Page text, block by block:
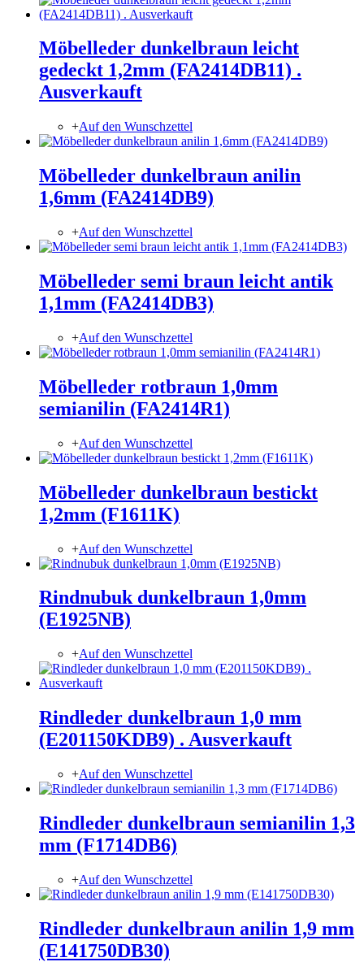
Möbelleder dunkelbraun leicht
gedeckt 1,2mm (FA2414DB11) .
Ausverkauft
+Auf den Wunschzettel
Möbelleder dunkelbraun anilin
1,6mm (FA2414DB9)
+Auf den Wunschzettel
Möbelleder semi braun leicht antik
1,1mm (FA2414DB3)
+Auf den Wunschzettel
Möbelleder rotbraun 1,0mm
semianilin (FA2414R1)
+Auf den Wunschzettel
Möbelleder dunkelbraun bestickt
1,2mm (F1611K)
+Auf den Wunschzettel
Rindnubuk dunkelbraun 1,0mm
(E1925NB)
+Auf den Wunschzettel
Rindleder dunkelbraun 1,0 mm
(E201150KDB9) . Ausverkauft
+Auf den Wunschzettel
Rindleder dunkelbraun semianilin 1,3
mm (F1714DB6)
+Auf den Wunschzettel
Rindleder dunkelbraun anilin 1,9 mm
(E141750DB30)